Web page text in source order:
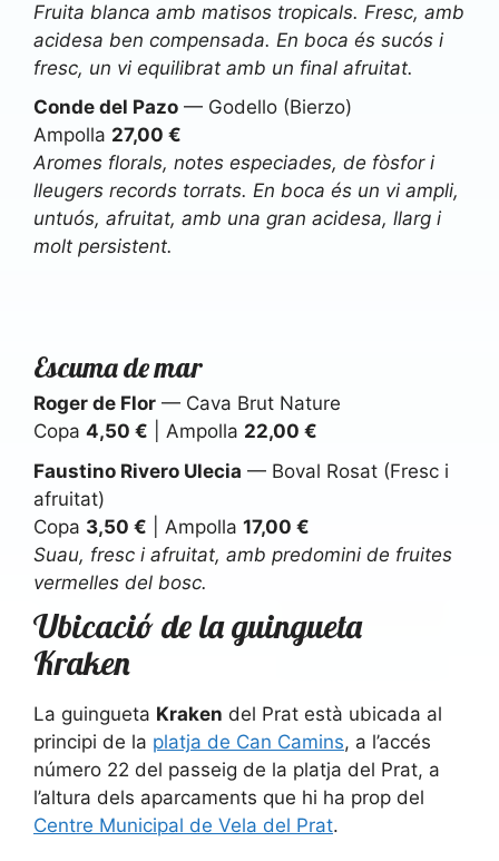
Fruita blanca amb matisos tropicals. Fresc, amb
acidesa ben compensada. En boca és sucós i
fresc, un vi equilibrat amb un final afruitat.
Conde del Pazo — Godello (Bierzo)
Ampolla 27,00 €
Aromes florals, notes especiades, de fòsfor i
lleugers records torrats. En boca és un vi ampli,
untuós, afruitat, amb una gran acidesa, llarg i
molt persistent.
Escuma de mar
Roger de Flor — Cava Brut Nature
Copa 4,50 € | Ampolla 22,00 €
Faustino Rivero Ulecia — Boval Rosat (Fresc i
afruitat)
Copa 3,50 € | Ampolla 17,00 €
Suau, fresc i afruitat, amb predomini de fruites
vermelles del bosc.
Ubicació de la guingueta
Kraken
La guingueta Kraken del Prat està ubicada al
principi de la platja de Can Camins, a l’accés
número 22 del passeig de la platja del Prat, a
l’altura dels aparcaments que hi ha prop del
Centre Municipal de Vela del Prat.